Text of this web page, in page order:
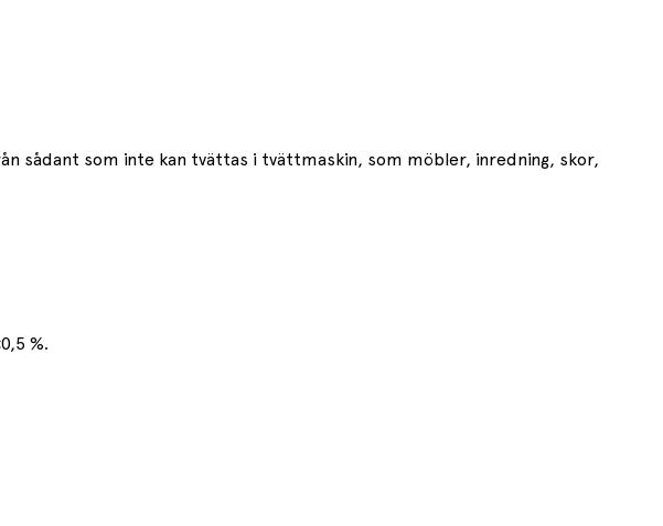
sådant som inte kan tvättas i tvättmaskin, som möbler, inredning, skor,
%.